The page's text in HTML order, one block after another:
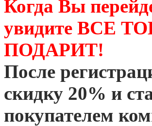
Когда Вы
увидите ВСЕ
ПОДАРИТ!
После
скидку 20% и
покупателем